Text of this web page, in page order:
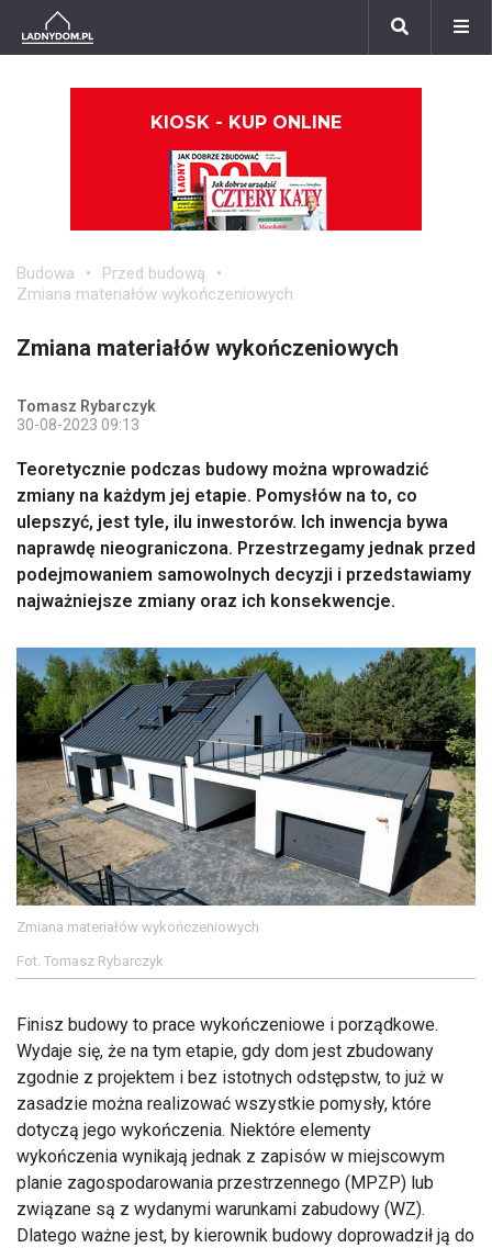
KIOSK - KUP ONLINE
Budowa
Przed budową
Zmiana materiałów wykończeniowych
Zmiana materiałów wykończeniowych
Tomasz Rybarczyk
30-08-2023 09:13
Teoretycznie podczas budowy można wprowadzić
zmiany na każdym jej etapie. Pomysłów na to, co
ulepszyć, jest tyle, ilu inwestorów. Ich inwencja bywa
naprawdę nieograniczona. Przestrzegamy jednak przed
podejmowaniem samowolnych decyzji i przedstawiamy
najważniejsze zmiany oraz ich konsekwencje.
Zmiana materiałów wykończeniowych
Fot. Tomasz Rybarczyk
Finisz budowy to prace wykończeniowe i porządkowe.
Wydaje się, że na tym etapie, gdy dom jest zbudowany
zgodnie z projektem i bez istotnych odstępstw, to już w
zasadzie można realizować wszystkie pomysły, które
dotyczą jego wykończenia. Niektóre elementy
wykończenia wynikają jednak z zapisów w miejscowym
planie zagospodarowania przestrzennego (MPZP) lub
związane są z wydanymi warunkami zabudowy (WZ).
Dlatego ważne jest, by kierownik budowy doprowadził ją do